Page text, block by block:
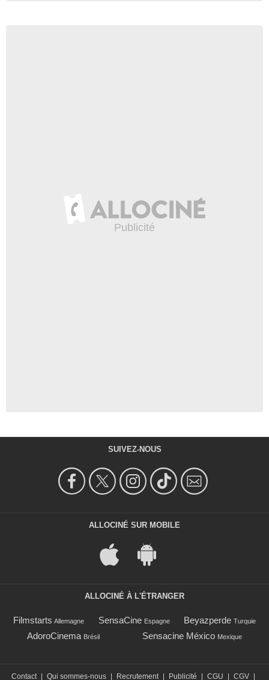
SUIVEZ-NOUS
ALLOCINÉ SUR MOBILE
ALLOCINÉ À L'ÉTRANGER
Filmstarts Allemagne SensaCine Espagne Beyazperde Turquie
AdoroCinema Brésil Sensacine México Mexique
Contact Qui sommes-nous Recrutement Publicité CGU CGV